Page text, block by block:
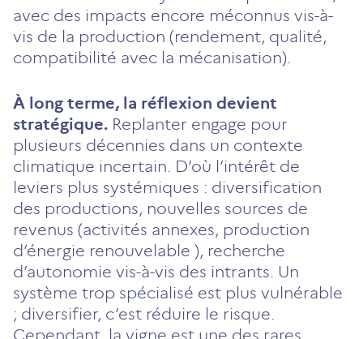
avec des impacts encore méconnus vis-à-
vis de la production (rendement, qualité,
compatibilité avec la mécanisation).
À long terme, la réflexion devient
stratégique. Replanter engage pour
plusieurs décennies dans un contexte
climatique incertain. D’où l’intérêt de
leviers plus systémiques : diversification
des productions, nouvelles sources de
revenus (activités annexes, production
d’énergie renouvelable ), recherche
d’autonomie vis-à-vis des intrants. Un
système trop spécialisé est plus vulnérable
; diversifier, c’est réduire le risque.
Cependant, la vigne est une des rares